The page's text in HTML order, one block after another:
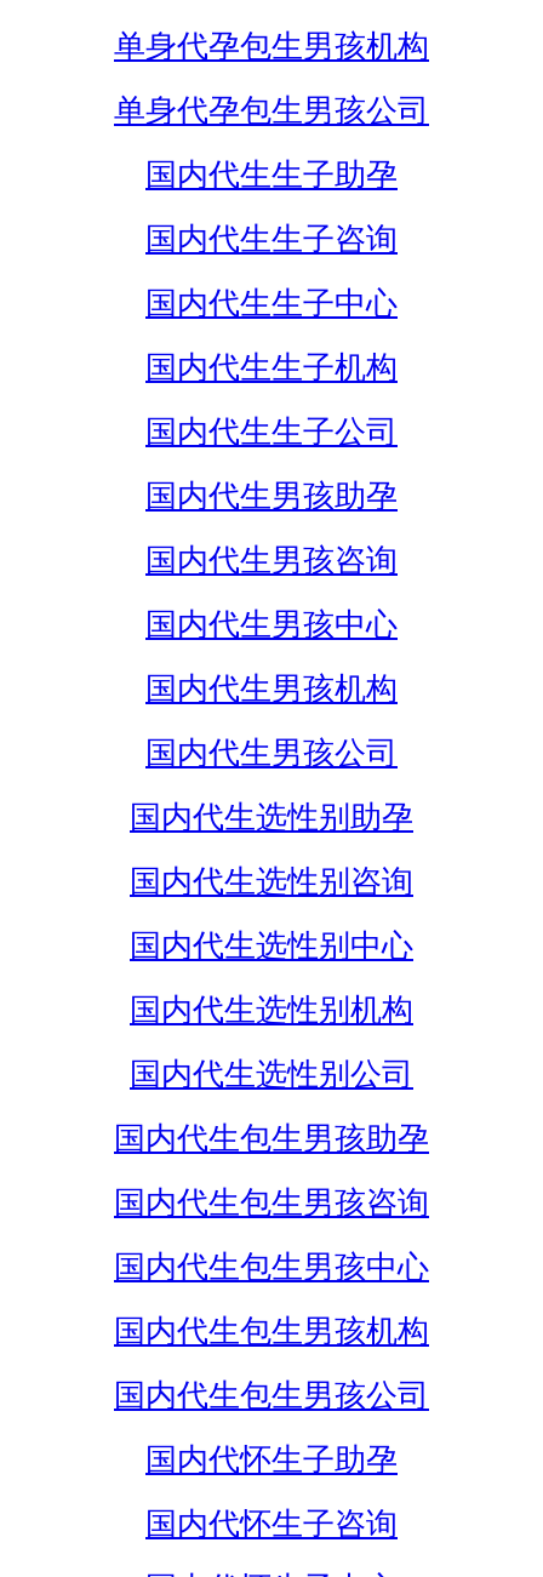
单身代孕包生男孩机构
单身代孕包生男孩公司
国内代生生子助孕
国内代生生子咨询
国内代生生子中心
国内代生生子机构
国内代生生子公司
国内代生男孩助孕
国内代生男孩咨询
国内代生男孩中心
国内代生男孩机构
国内代生男孩公司
国内代生选性别助孕
国内代生选性别咨询
国内代生选性别中心
国内代生选性别机构
国内代生选性别公司
国内代生包生男孩助孕
国内代生包生男孩咨询
国内代生包生男孩中心
国内代生包生男孩机构
国内代生包生男孩公司
国内代怀生子助孕
国内代怀生子咨询